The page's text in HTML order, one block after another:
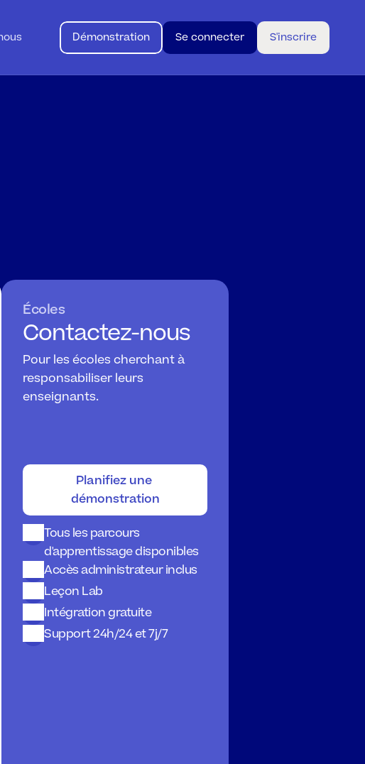
Démonstration Se connecter S'inscrire
Écoles
Contactez-nous
Pour les écoles cherchant à
responsabiliser leurs
enseignants.
Planifiez une
démonstration
Tous les parcours
d'apprentissage disponibles
Accès administrateur inclus
Leçon Lab
Intégration gratuite
Support 24h/24 et 7j/7